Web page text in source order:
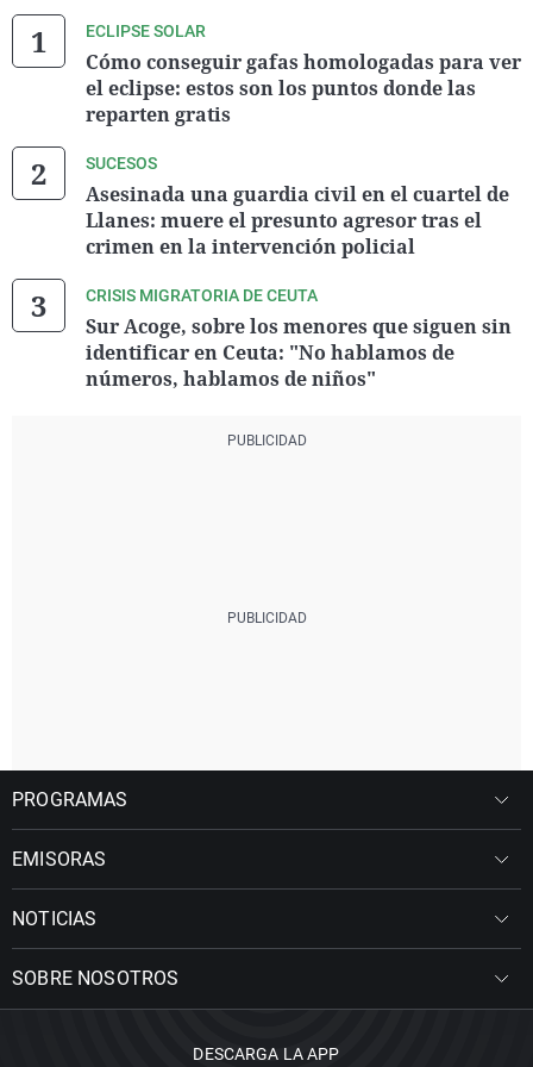
ECLIPSE SOLAR
Cómo conseguir gafas homologadas para ver
el eclipse: estos son los puntos donde las
reparten gratis
SUCESOS
Asesinada una guardia civil en el cuartel de
Llanes: muere el presunto agresor tras el
crimen en la intervención policial
CRISIS MIGRATORIA DE CEUTA
Sur Acoge, sobre los menores que siguen sin
identificar en Ceuta: "No hablamos de
números, hablamos de niños"
PROGRAMAS
EMISORAS
NOTICIAS
SOBRE NOSOTROS
DESCARGA LA APP